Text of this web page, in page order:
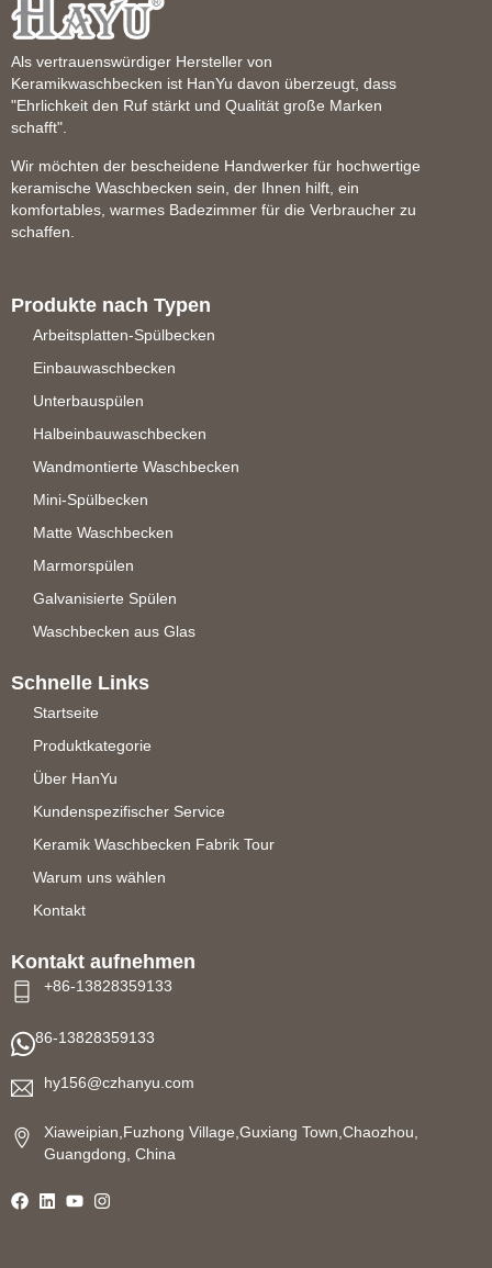
Als vertrauenswürdiger Hersteller von
Keramikwaschbecken ist HanYu davon überzeugt, dass
"Ehrlichkeit den Ruf stärkt und Qualität große Marken
schafft".
Wir möchten der bescheidene Handwerker für hochwertige
keramische Waschbecken sein, der Ihnen hilft, ein
komfortables, warmes Badezimmer für die Verbraucher zu
schaffen.
Produkte nach Typen
Arbeitsplatten-Spülbecken
Einbauwaschbecken
Unterbauspülen
Halbeinbauwaschbecken
Wandmontierte Waschbecken
Mini-Spülbecken
Matte Waschbecken
Marmorspülen
Galvanisierte Spülen
Waschbecken aus Glas
Schnelle Links
Startseite
Produktkategorie
Über HanYu
Kundenspezifischer Service
Keramik Waschbecken Fabrik Tour
Warum uns wählen
Kontakt
Kontakt aufnehmen
+86-13828359133
86-13828359133
hy156@czhanyu.com
Xiaweipian,Fuzhong Village,Guxiang Town,Chaozhou,
Guangdong, China